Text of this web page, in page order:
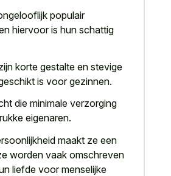
populair
hiervoor is hun schattig
korte gestalte en stevige
is voor gezinnen.
die minimale verzorging
eigenaren.
maakt ze een
worden vaak omschreven
liefde voor menselijke